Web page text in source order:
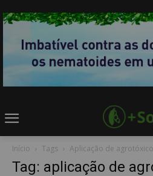
Início Tags Aplicação de
Tag: aplicação de